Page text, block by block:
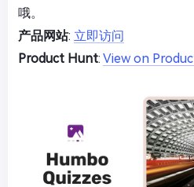
哦。
产品网站: 立即访问
Product Hunt: View on